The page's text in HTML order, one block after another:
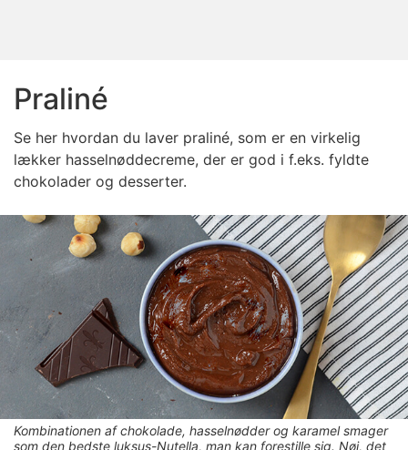
Praliné
Se her hvordan du laver praliné, som er en virkelig
lækker hasselnøddecreme, der er god i f.eks. fyldte
chokolader og desserter.
Kombinationen af chokolade, hasselnødder og karamel smager
som den bedste luksus-Nutella, man kan forestille sig. Nøj, det